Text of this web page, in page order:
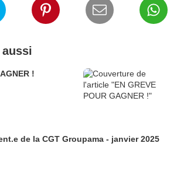
aussi
!
de la CGT Groupama - janvier 2025